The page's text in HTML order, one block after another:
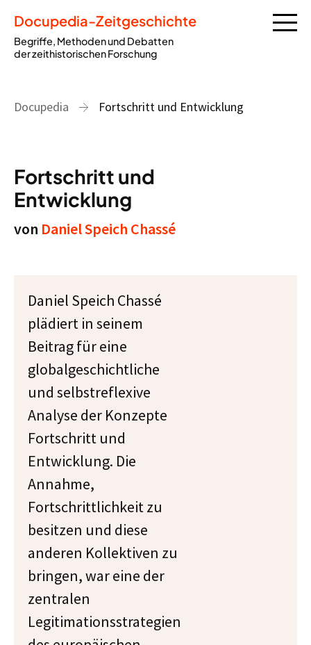
Docupedia-Zeitgeschichte
Begriffe, Methoden und Debatten
der zeithistorischen Forschung
Docupedia Fortschritt und Entwicklung
Fortschritt und
Entwicklung
von Daniel Speich Chassé
Daniel Speich Chassé
plädiert in seinem
Beitrag für eine
globalgeschichtliche
und selbstreflexive
Analyse der Konzepte
Fortschritt und
Entwicklung. Die
Annahme,
Fortschrittlichkeit zu
besitzen und diese
anderen Kollektiven zu
bringen, war eine der
zentralen
Legitimationsstrategien